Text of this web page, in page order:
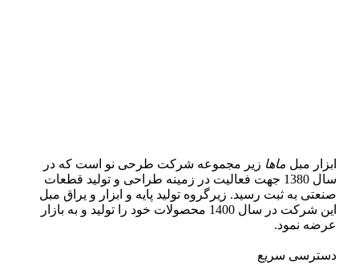
ابزار مبل ماها زیر مجموعه شرکت طرحی نو است که در
سال 1380 جهت فعالیت در زمینه طراحی و تولید قطعات
صنعتی به ثبت رسید. زیرگروه تولید پایه و ابزار و یراق مبل
این شرکت در سال 1400 محصولات خود را تولید و به بازار
عرضه نمود.
دسترسی سریع